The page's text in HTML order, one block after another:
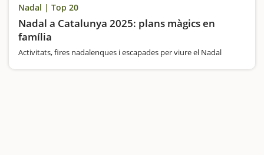
Nadal | Top 20
Nadal a Catalunya 2025: plans màgics en
família
Activitats, fires nadalenques i escapades per viure el Nadal